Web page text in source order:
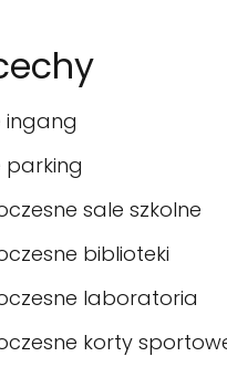
ingang
parking
sale szkolne
biblioteki
laboratoria
korty